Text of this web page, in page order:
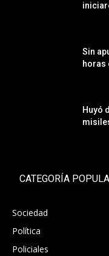
Sin
horas
Huyó
CATEGORÍA
Sociedad
Política
Policiales